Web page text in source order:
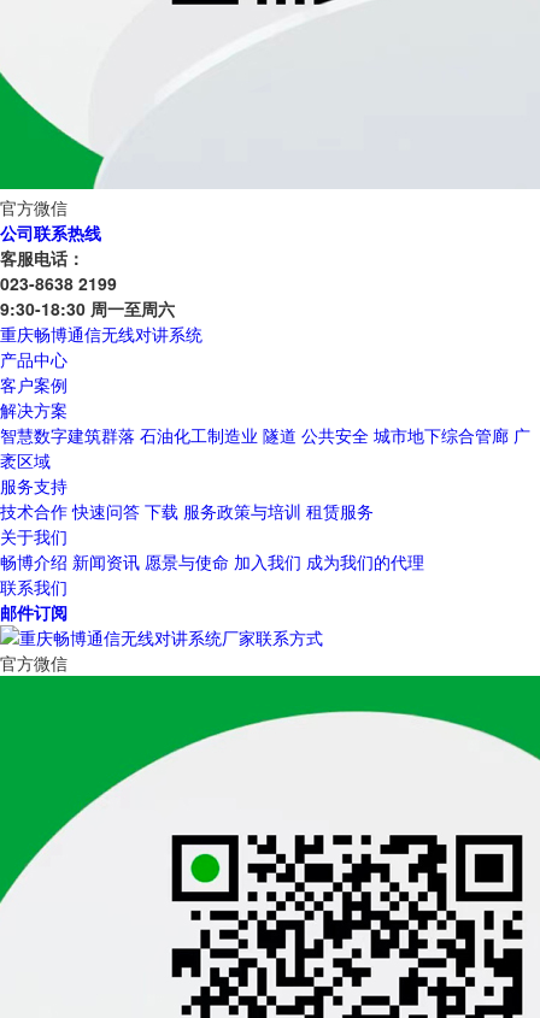
官方微信
公司联系热线
客服电话：
023-8638 2199
9:30-18:30 周一至周六
重庆畅博通信无线对讲系统
产品中心
客户案例
解决方案
智慧数字建筑群落 石油化工制造业 隧道 公共安全 城市地下综合管廊 广
袤区域
服务支持
技术合作 快速问答 下载 服务政策与培训 租赁服务
关于我们
畅博介绍 新闻资讯 愿景与使命 加入我们 成为我们的代理
联系我们
邮件订阅
官方微信